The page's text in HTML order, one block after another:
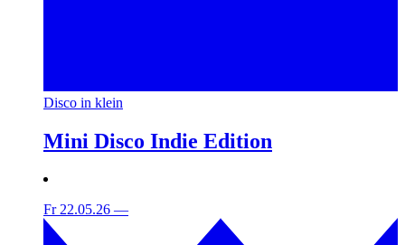
Disco in klein
Mini Disco Indie Edition
Fr 22.05.26 —